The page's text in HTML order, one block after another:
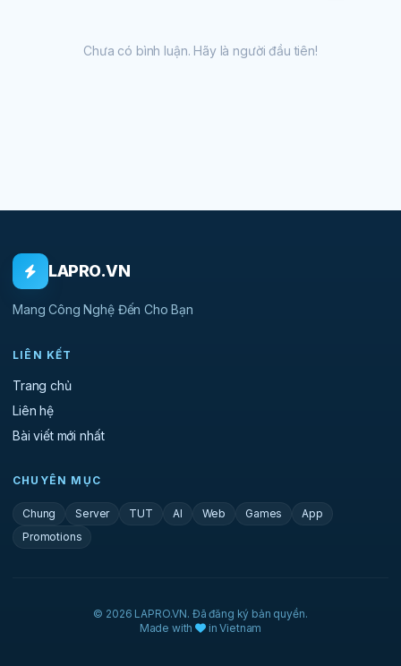
Chưa có bình luận. Hãy là người đầu tiên!
LAPRO.VN
Mang Công Nghệ Đến Cho Bạn
LIÊN KẾT
Trang chủ
Liên hệ
Bài viết mới nhất
CHUYÊN MỤC
Chung Server TUT AI Web Games
App
Promotions
© 2026 LAPRO.VN. Đã đăng ký bản quyền.
Made with
in Vietnam